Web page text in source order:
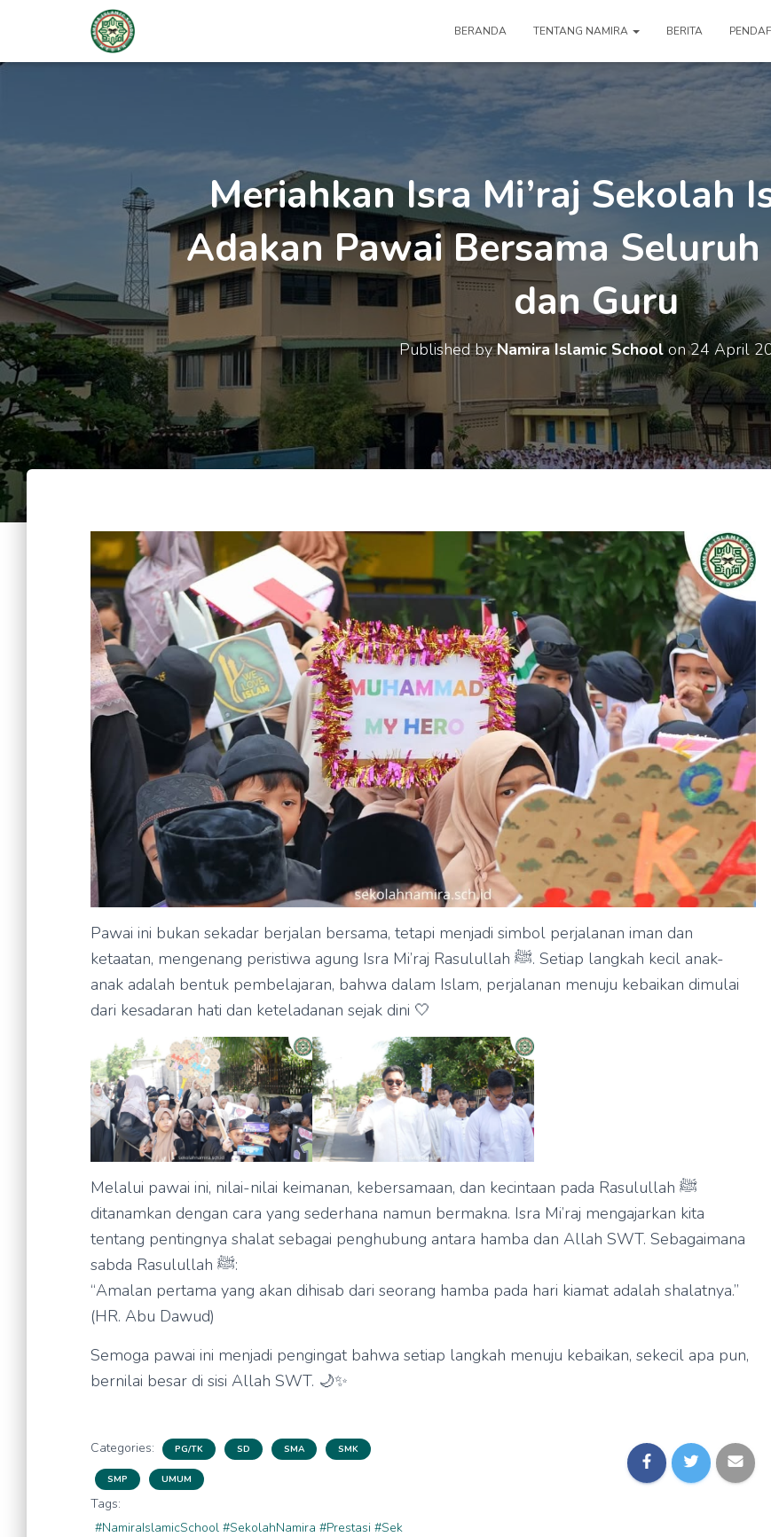
BERANDA TENTANG NAMIRA BERITA
Meriahkan Isra Mi’raj Sekolah
Adakan Pawai Bersama
dan Guru
Published byNamira Islamic Schoolon24 April
Pawai ini bukan sekadar berjalan bersama, tetapi menjadi simbol perjalanan iman dan
ketaatan, mengenang peristiwa agung Isra Mi’raj Rasulullah ﷺ. Setiap langkah kecil anak-
anak adalah bentuk pembelajaran, bahwa dalam Islam, perjalanan menuju kebaikan dimulai
dari kesadaran hati dan keteladanan sejak dini 🤍
Melalui pawai ini, nilai-nilai keimanan, kebersamaan, dan kecintaan pada Rasulullah ﷺ
ditanamkan dengan cara yang sederhana namun bermakna. Isra Mi’raj mengajarkan kita
tentang pentingnya shalat sebagai penghubung antara hamba dan Allah SWT. Sebagaimana
sabda Rasulullah ﷺ:
“Amalan pertama yang akan dihisab dari seorang hamba pada hari kiamat adalah shalatnya.”
(HR. Abu Dawud)
Semoga pawai ini menjadi pengingat bahwa setiap langkah menuju kebaikan, sekecil apa pun,
bernilai besar di sisi Allah SWT. 🌙✨
Categories: PG/TK SD SMA SMK
SMP UMUM
Tags:
#NamiraIslamicSchool #SekolahNamira #Prestasi #Sek